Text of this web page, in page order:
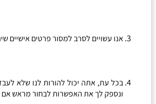
אנו עשויים לסרב למסור פרטים אישיים
בכל עת, אתה יכול להורות לנו שלא
ונספק לך את האפשרות לבחור מראש אם